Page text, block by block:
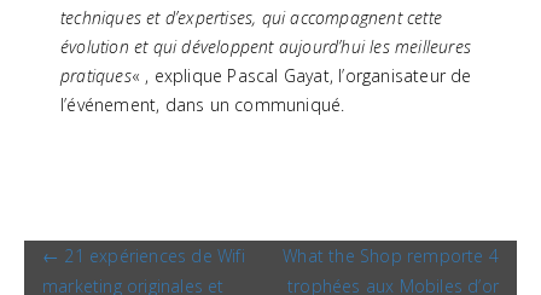
techniques et d’expertises, qui accompagnent cette
évolution et qui développent aujourd’hui les meilleures
pratiques« , explique Pascal Gayat, l’organisateur de
l’événement, dans un communiqué.
NAVIGATION DES ARTICLES
← 21 expériences de Wifi
marketing originales et
What the Shop remporte 4
trophées aux Mobiles d’or